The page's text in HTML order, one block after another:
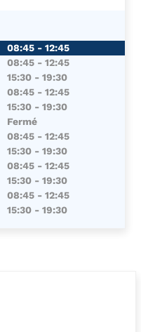
08:45 - 12:45
08:45 - 12:45
15:30 - 19:30
08:45 - 12:45
15:30 - 19:30
Fermé
08:45 - 12:45
15:30 - 19:30
08:45 - 12:45
15:30 - 19:30
08:45 - 12:45
15:30 - 19:30